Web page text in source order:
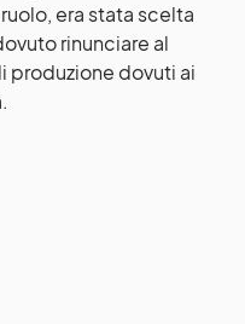
era stata scelta
rinunciare al
produzione dovuti ai